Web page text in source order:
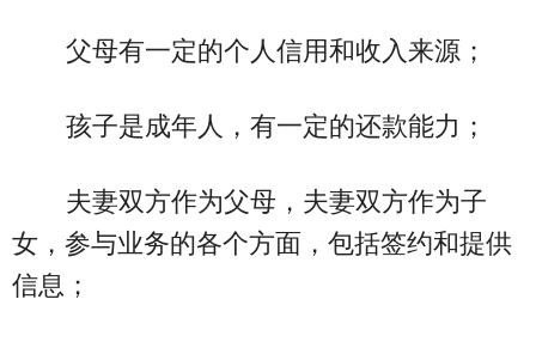
父母有一定的个人信用和收入来源；
孩子是成年人，有一定的还款能力；
夫妻双方作为父母，夫妻双方作为子
女，参与业务的各个方面，包括签约和提供
信息；